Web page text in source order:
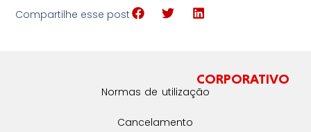
Compartilhe esse post
CORPORATIVO
Normas de utilização
Cancelamento